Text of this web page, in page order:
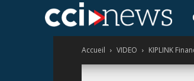
Accueil VIDEO KIPLINK